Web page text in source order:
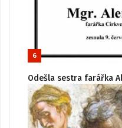
6
Odešla sestra farářka